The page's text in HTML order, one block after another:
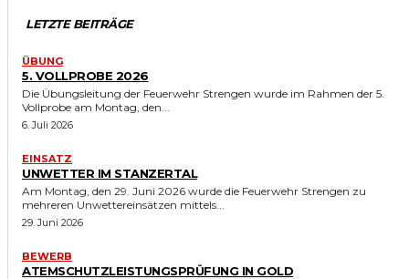
LETZTE BEITRÄGE
ÜBUNG
5. VOLLPROBE 2026
Die Übungsleitung der Feuerwehr Strengen wurde im Rahmen der 5.
Vollprobe am Montag, den...
6. Juli 2026
EINSATZ
UNWETTER IM STANZERTAL
Am Montag, den 29. Juni 2026 wurde die Feuerwehr Strengen zu
mehreren Unwettereinsätzen mittels...
29. Juni 2026
BEWERB
ATEMSCHUTZLEISTUNGSPRÜFUNG IN GOLD